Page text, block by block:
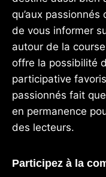
qu’aux
de vous informer
autour de la
offre la possibilité
participative
passionnés fait
en permanence
des lecteurs.
Participez à la